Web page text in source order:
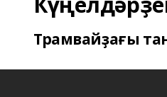
Трамвайҙағы